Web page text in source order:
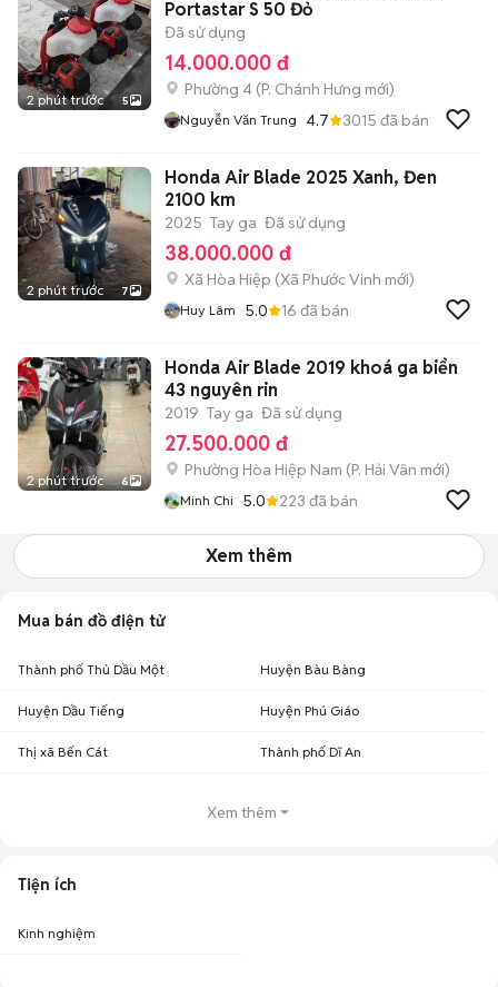
2 phút trước 5
Portastar S 50 Đỏ
Đã sử dụng
14.000.000 đ
Phường 4 (P. Chánh Hưng mới)
Nguyễn Văn Trung 4.7 3015 đã bán
2 phút trước 7
Honda Air Blade 2025 Xanh, Đen
2100 km
2025 Tay ga Đã sử dụng
38.000.000 đ
Xã Hòa Hiệp (Xã Phước Vinh mới)
Huy Lâm 5.0 16 đã bán
2 phút trước 6
Honda Air Blade 2019 khoá ga biển
43 nguyên rin
2019 Tay ga Đã sử dụng
27.500.000 đ
Phường Hòa Hiệp Nam (P. Hải Vân mới)
Minh Chi 5.0 223 đã bán
Xem thêm
Mua bán đồ điện tử
Thành phố Thủ Dầu Một Huyện Bàu Bàng
Huyện Dầu Tiếng Huyện Phú Giáo
Thị xã Bến Cát Thành phố Dĩ An
Xem thêm
Tiện ích
Kinh nghiệm